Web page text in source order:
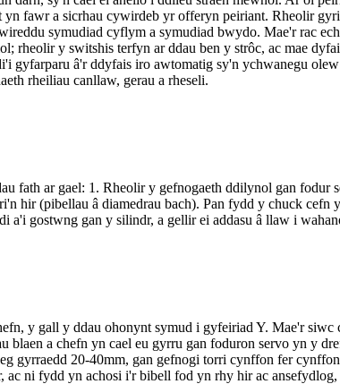
fawr a sicrhau cywirdeb yr offeryn peiriant. Rheolir
symudiad cyflym a symudiad bwydo. Mae'r rac
rheolir y switshis terfyn ar ddau ben y strôc, ac mae
â'r ddyfais iro awtomatig sy'n ychwanegu
rheiliau canllaw, gerau a rheseli.
fath ar gael: 1. Rheolir y gefnogaeth ddilynol gan
hir (pibellau â diamedrau bach). Pan fydd y chuck
gostwng gan y silindr, a gellir ei addasu â llaw i
y gall y ddau ohonynt symud i gyfeiriad Y. Mae'r
a chefn yn cael eu gyrru gan foduron servo yn y
gyrraedd 20-40mm, gan gefnogi torri cynffon fer
ni fydd yn achosi i'r bibell fod yn rhy hir ac